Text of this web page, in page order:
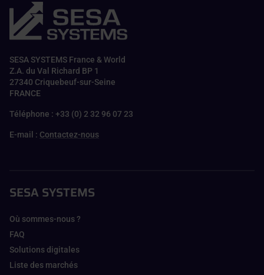
SESA SYSTEMS France & World
Z.A. du Val Richard BP 1
27340 Criquebeuf-sur-Seine
FRANCE
Téléphone : +33 (0) 2 32 96 07 23
E-mail : Contactez-nous
SESA SYSTEMS
Où sommes-nous ?
FAQ
Solutions digitales
Liste des marchés